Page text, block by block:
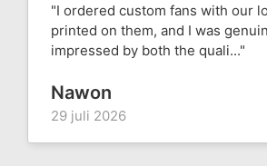
"I ordered custom fans with our
printed on them, and I was
impressed by both the quali..."
Nawon
29 juli 2026